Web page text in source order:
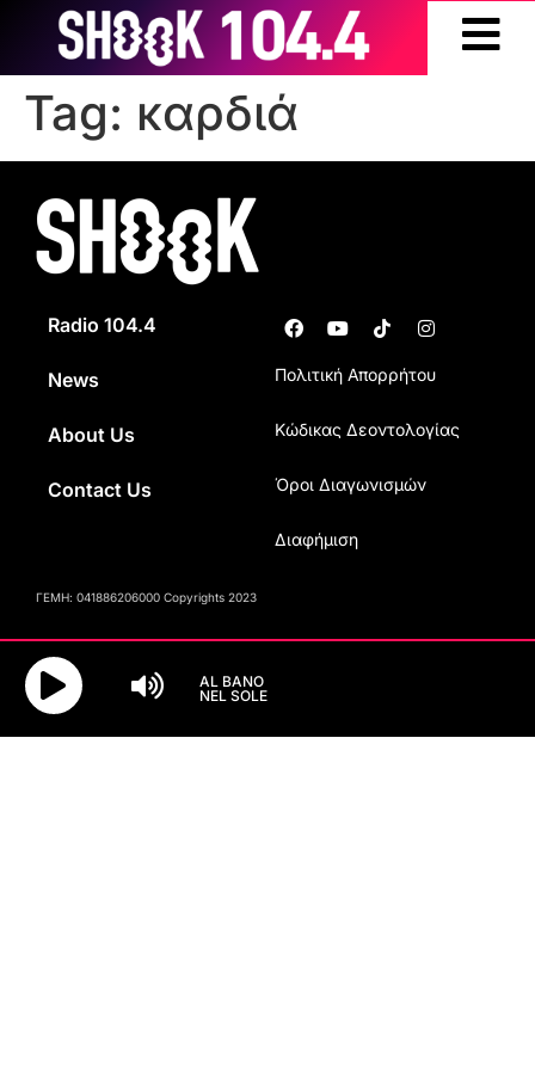
Tag: καρδιά
Radio 104.4
News
About Us
Contact Us
Πολιτική Απορρήτου
Κώδικας Δεοντολογίας
Όροι Διαγωνισμών
Διαφήμιση
ΓΕΜΗ: 041886206000 Copyrights 2023
AL BANO
NEL SOLE